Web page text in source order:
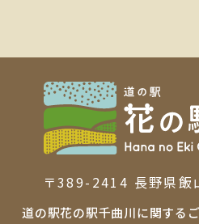
〒389-2414 ⻑野県飯
道の駅花の駅千曲川に関する